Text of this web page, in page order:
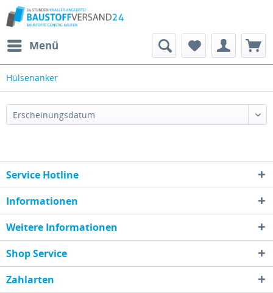
Menü
Hülsenanker
Service Hotline
Informationen
Weitere Informationen
Shop Service
Zahlarten